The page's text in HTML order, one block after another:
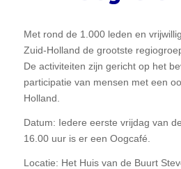
Met rond de 1.000 leden en
Zuid-Holland de grootste
De activiteiten zijn gericht op het
participatie van mensen met een
Holland.
Datum: Iedere eerste vrijdag van
16.00 uur is er een Oogcafé.
Locatie: Het Huis van de Buurt